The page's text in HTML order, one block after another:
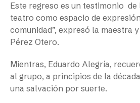
Este regreso es un testimonio
teatro como espacio de
comunidad”, expresó la maestra
Pérez Otero.
Mientras, Eduardo Alegría,
al grupo, a principios de la
una salvación por suerte.